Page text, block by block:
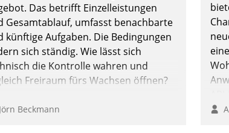
Das betrifft Einzelleistungen
Gesamtablauf, umfasst benachbarte
künftige Aufgaben. Die Bedingungen
sich ständig. Wie lässt sich
die Kontrolle wahren und
Freiraum fürs Wachsen öffnen?
Jörn Beckmann